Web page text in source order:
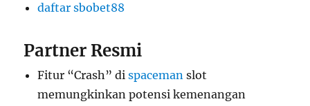
daftar sbobet88
Partner Resmi
Fitur “Crash” dispaceman slot
memungkinkan potensi kemenangan